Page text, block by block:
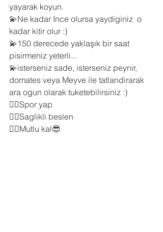
yayarak koyun.
💫Ne kadar Ince olursa yaydiginiz  o
kadar kitir olur :)
💫150 derecede yaklaşık bir saat
pisirmeniz yeterli...
💫isterseniz sade, isterseniz peynir,
domates veya Meyve ile tatlandirarak
ara ogun olarak tuketebilirsiniz :)
👌🏼Spor yap
👌🏼Saglikli beslen
👌🏼Mutlu kal😎